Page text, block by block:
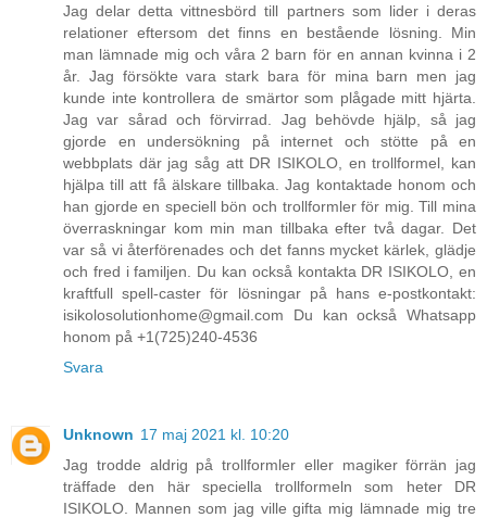
Jag delar detta vittnesbörd till partners som lider i deras
relationer eftersom det finns en bestående lösning. Min
man lämnade mig och våra 2 barn för en annan kvinna i 2
år. Jag försökte vara stark bara för mina barn men jag
kunde inte kontrollera de smärtor som plågade mitt hjärta.
Jag var sårad och förvirrad. Jag behövde hjälp, så jag
gjorde en undersökning på internet och stötte på en
webbplats där jag såg att DR ISIKOLO, en trollformel, kan
hjälpa till att få älskare tillbaka. Jag kontaktade honom och
han gjorde en speciell bön och trollformler för mig. Till mina
överraskningar kom min man tillbaka efter två dagar. Det
var så vi återförenades och det fanns mycket kärlek, glädje
och fred i familjen. Du kan också kontakta DR ISIKOLO, en
kraftfull spell-caster för lösningar på hans e-postkontakt:
isikolosolutionhome@gmail.com Du kan också Whatsapp
honom på +1(725)240-4536
Svara
Unknown 17 maj 2021 kl. 10:20
Jag trodde aldrig på trollformler eller magiker förrän jag
träffade den här speciella trollformeln som heter DR
ISIKOLO. Mannen som jag ville gifta mig lämnade mig tre